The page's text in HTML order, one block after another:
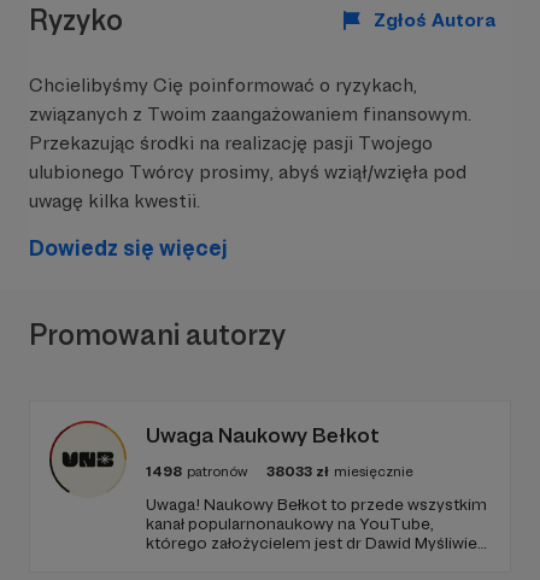
Co ja tu robię?
Tworzenie dobrych, inspirujących i zmuszających
do refleksji treści sprawia mi niesamowitą
przyjemność, ale jednocześnie jest dla mnie
sporym wyzwaniem. Do tej pory blog i podcast
rozwijał się zupełnie organicznie, korzystając
wyłącznie z darmowych narzędzi. W tej chwili
Aby móc poświęcić jeszcze więcej
potrzebuję Waszego wsparcia. Przeznaczę je
głównie na
dzięki czemu więcej osób będzie miało szanse
usłyszeć o tym, że można żyć i pracować inaczej.
Więcej czytelników i słuchaczy oznacza także
Ryzyko Zgłoś Autora
Chcielibyśmy Cię poinformować o ryzykach,
związanych z Twoim zaangażowaniem finansowym.
Przekazując środki na realizację pasji Twojego
ulubionego Twórcy prosimy, abyś wziął/wzięła pod
uwagę kilka kwestii.
Dowiedz się więcej
Promowani autorzy
Uwaga Naukowy Bełkot
1498 patronów 38033 zł miesięcznie
Uwaga! Naukowy Bełkot to przede wszystkim
kanał popularnonaukowy na YouTube,
którego założycielem jest dr Dawid Myśliwiec.